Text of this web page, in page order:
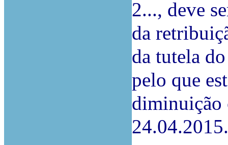
2..., deve
da
da tutela
pelo que
diminuição
24.04.2015.